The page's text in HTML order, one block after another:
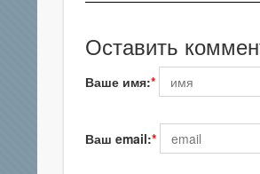
Оставить
Ваше имя:
Ваш email: